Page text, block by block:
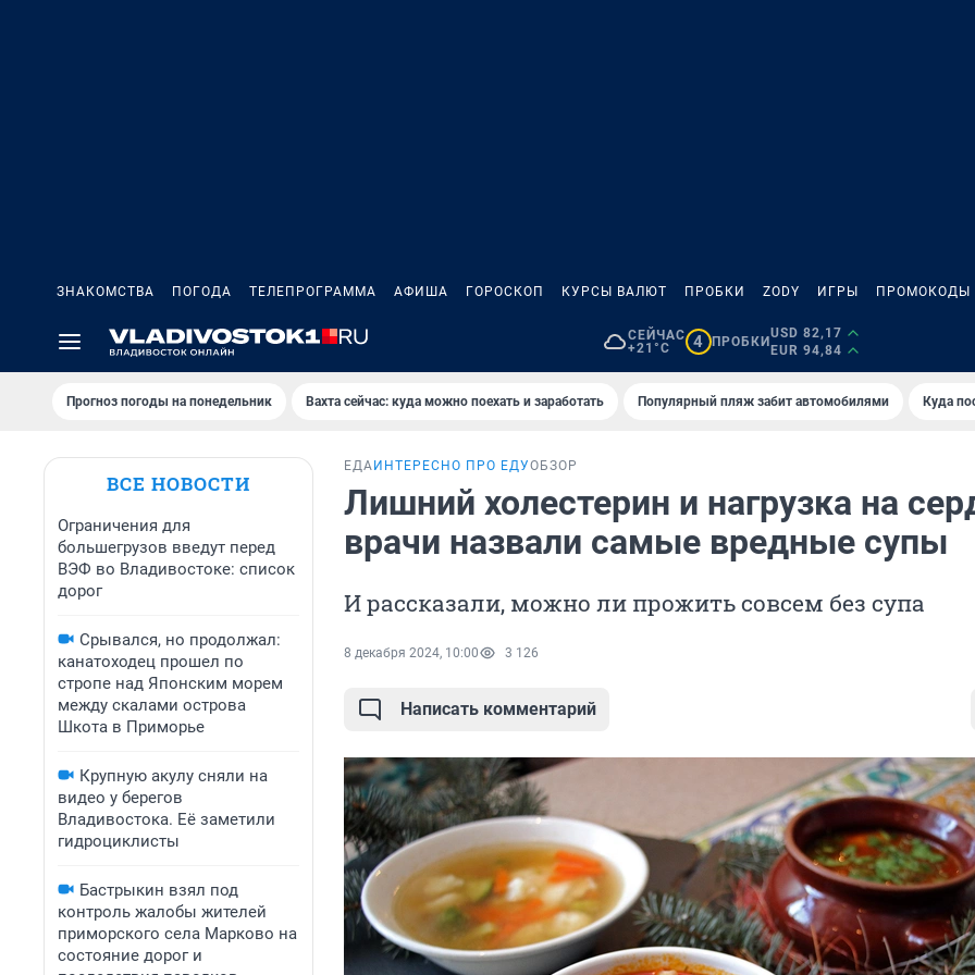
ЗНАКОМСТВА ПОГОДА ТЕЛЕПРОГРАММА АФИША ГОРОСКОП КУРСЫ ВАЛЮТ ПРОБКИ ZODY ИГРЫ ПРОМОКОДЫ
СЕЙЧАС
+21°C
4 ПРОБКИ
USD 82,17
EUR 94,84
Прогноз погоды на понедельник Вахта сейчас: куда можно поехать и заработать Популярный пляж забит автомобилями Куда
ВСЕ НОВОСТИ
Ограничения для
большегрузов введут перед
ВЭФ во Владивостоке: список
дорог
Срывался, но продолжал:
канатоходец прошел по
стропе над Японским морем
между скалами острова
Шкота в Приморье
Крупную акулу сняли на
видео у берегов
Владивостока. Её заметили
гидроциклисты
Бастрыкин взял под
контроль жалобы жителей
приморского села Марково на
состояние дорог и
ЕДА ИНТЕРЕСНО ПРО ЕДУОБЗОР
Лишний холестерин и нагрузка на
врачи назвали самые вредные супы
И рассказали, можно ли прожить совсем без супа
8 декабря 2024, 10:00 3 126
Написать комментарий